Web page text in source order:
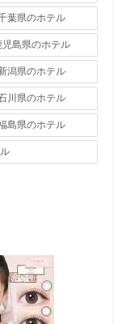
葉県のホテル
児島県のホテル
潟県のホテル
川県のホテル
島県のホテル